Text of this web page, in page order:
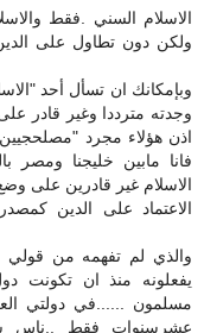
ولكن دون تطاول على
وجدته مترددا وغير قادر
اذن هؤلاء مجرد
فانا مابين خليجنا
الاسلام غير قادرين على
الاعتماد على الدين
يفعلونه منذ ان تكونت
مسلمون ......في دولتي
عشرسنوات فقط ..ناس